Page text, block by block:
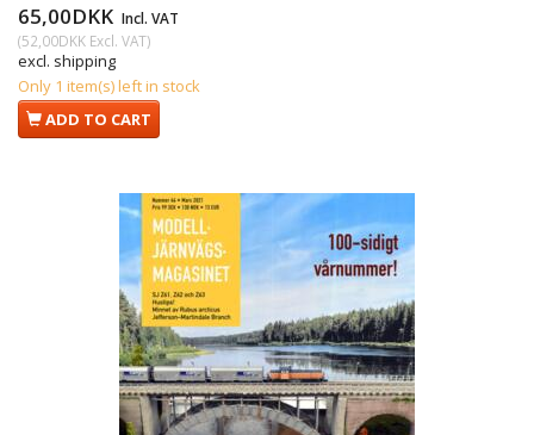
65,00DKK Incl. VAT
(52,00DKK Excl. VAT)
excl. shipping
Only 1 item(s) left in stock
ADD TO CART